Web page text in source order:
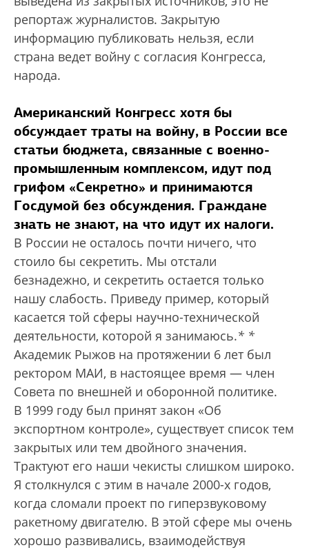
репортаж журналистов. Закрытую
информацию публиковать нельзя, если
страна ведет войну с согласия Конгресса,
народа.
Американский Конгресс хотя бы
обсуждает траты на войну, в России все
статьи бюджета, связанные с военно-
промышленным комплексом, идут под
грифом «Секретно» и принимаются
Госдумой без обсуждения. Граждане
знать не знают, на что идут их налоги.
В России не осталось почти ничего, что
стоило бы секретить. Мы отстали
безнадежно, и секретить остается только
нашу слабость. Приведу пример, который
касается той сферы научно-технической
деятельности, которой я занимаюсь.* *
Академик Рыжов на протяжении 6 лет был
ректором МАИ, в настоящее время — член
Совета по внешней и оборонной политике.
В 1999 году был принят закон «Об
экспортном контроле», существует список тем
закрытых или тем двойного значения.
Трактуют его наши чекисты слишком широко.
Я столкнулся с этим в начале 2000-х годов,
когда сломали проект по гиперзвуковому
ракетному двигателю. В этой сфере мы очень
хорошо развивались, взаимодействуя